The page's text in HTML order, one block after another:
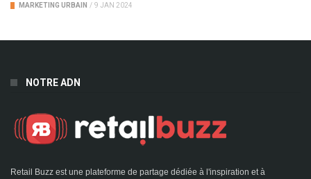
MARKETING URBAIN / 9 JAN 2024
NOTRE ADN
Retail Buzz est une plateforme de partage dédiée à l'inspiration et à